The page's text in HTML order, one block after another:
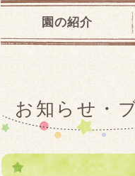
園の紹介
お知らせ・